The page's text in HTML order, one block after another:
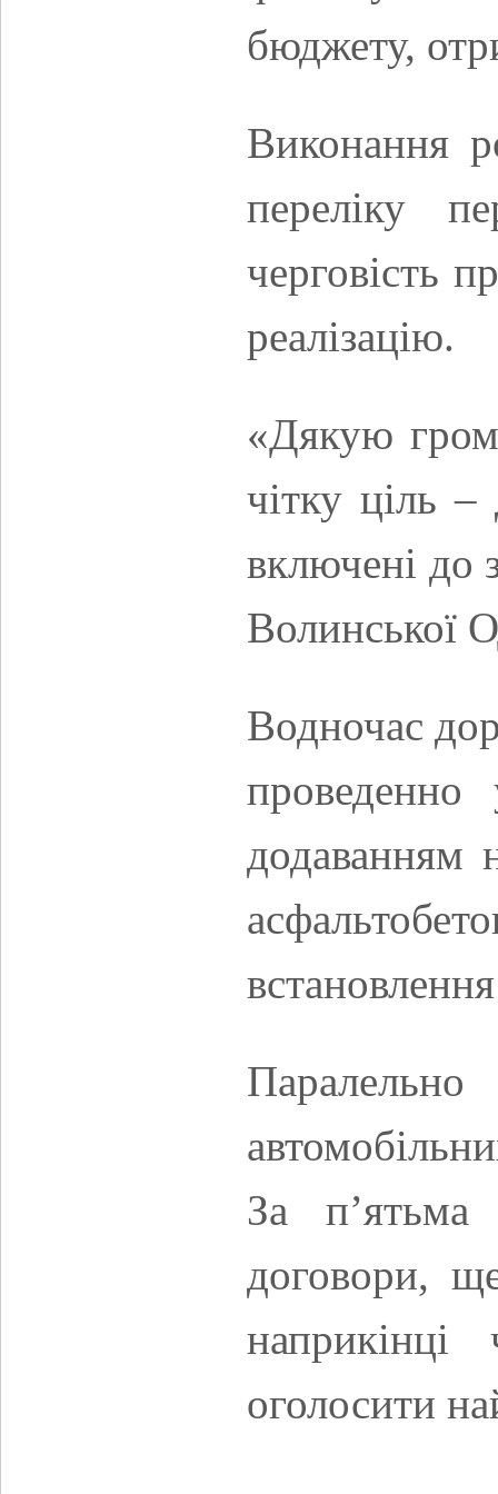
бюджету,
Виконання
переліку
черговість
реалізацію.
«Дякую
чітку ціль
включені до
Волинської
Водночас
проведенно
додаванням
За п’ятьма
договори,
оголосити